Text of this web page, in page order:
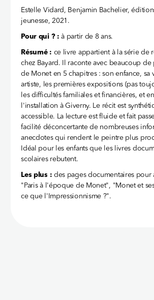
Estelle Vidard, Benjamin Bachelier,
jeunesse, 2021.
Pour qui ? : à partir de 8 ans.
Résumé : ce livre appartient à la série de
chez Bayard. Il raconte avec beaucoup
de Monet en 5 chapitres : son enfance, sa
artiste, les premières expositions (pas
les difficultés familiales et financières, et
l'installation à Giverny. Le récit est
accessible. La lecture est fluide et fait
facilité déconcertante de nombreuses
anecdotes qui rendent le peintre plus
Idéal pour les enfants que les livres
scolaires rebutent.
Les plus : des pages documentaires pour
"Paris à l'époque de Monet", "Monet et
ce que l'Impressionnisme ?".